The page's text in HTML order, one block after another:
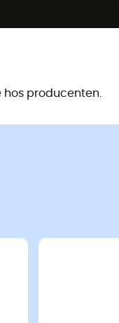
producenten.